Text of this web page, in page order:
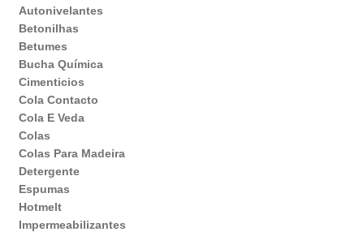
Autonivelantes
Betonilhas
Betumes
Bucha Química
Cimenticios
Cola Contacto
Cola E Veda
Colas
Colas Para Madeira
Detergente
Espumas
Hotmelt
Impermeabilizantes